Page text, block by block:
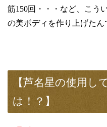
筋150回・・・など、こう
の美ボディを作り上げたん
【芦名星の使用し
は！？】